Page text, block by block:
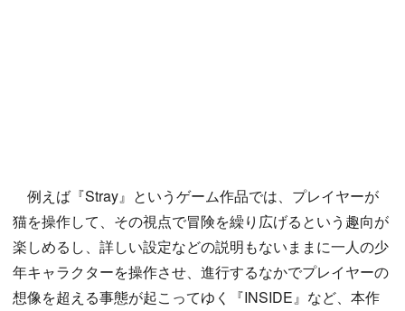
例えば『Stray』というゲーム作品では、プレイヤーが
猫を操作して、その視点で冒険を繰り広げるという趣向が
楽しめるし、詳しい設定などの説明もないままに一人の少
年キャラクターを操作させ、進行するなかでプレイヤーの
想像を超える事態が起こってゆく『INSIDE』など、本作